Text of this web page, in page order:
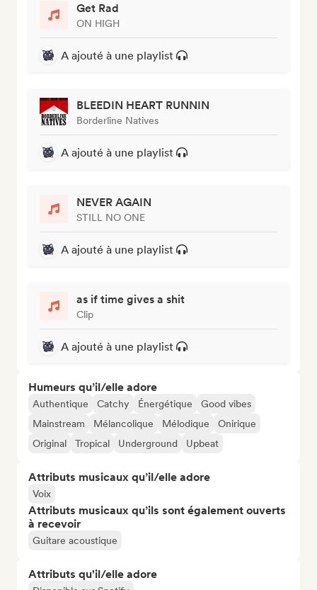
Get Rad
ON HIGH
A ajouté à une playlist
BLEEDIN HEART RUNNIN
Borderline Natives
A ajouté à une playlist
NEVER AGAIN
STILL NO ONE
A ajouté à une playlist
as if time gives a shit
Clip
A ajouté à une playlist
Humeurs qu’il/elle adore
Authentique Catchy Énergétique
Good vibes
Mainstream
Mélancolique Mélodique
Onirique
Original
Tropical Underground Upbeat
Attributs musicaux qu’il/elle adore
Voix
Attributs musicaux qu’ils sont également ouverts
à recevoir
Guitare acoustique
Attributs qu'il/elle adore